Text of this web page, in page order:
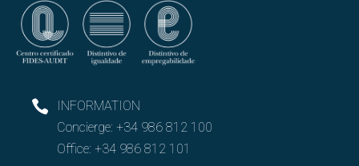
INFORMATION
Concierge: +34 986 812 100
Office: +34 986 812 101